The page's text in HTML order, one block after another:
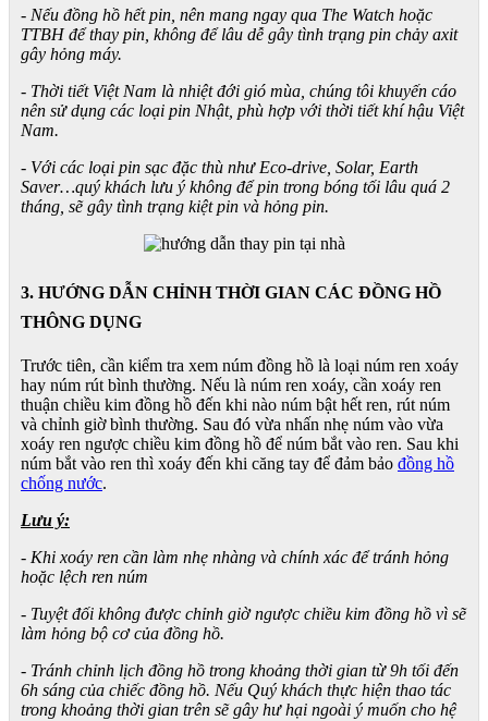
- Nếu đồng hồ hết pin, nên mang ngay qua The Watch hoặc
TTBH để thay pin, không để lâu dễ gây tình trạng pin chảy axit
gây hỏng máy.
- Thời tiết Việt Nam là nhiệt đới gió mùa, chúng tôi khuyến cáo
nên sử dụng các loại pin Nhật, phù hợp với thời tiết khí hậu Việt
Nam.
- Với các loại pin sạc đặc thù như Eco-drive, Solar, Earth
Saver…quý khách lưu ý không để pin trong bóng tối lâu quá 2
tháng, sẽ gây tình trạng kiệt pin và hỏng pin.
3. HƯỚNG DẪN CHỈNH THỜI GIAN CÁC ĐỒNG HỒ
THÔNG DỤNG
Trước tiên, cần kiểm tra xem núm đồng hồ là loại núm ren xoáy
hay núm rút bình thường. Nếu là núm ren xoáy, cần xoáy ren
thuận chiều kim đồng hồ đến khi nào núm bật hết ren, rút núm
và chỉnh giờ bình thường. Sau đó vừa nhấn nhẹ núm vào vừa
xoáy ren ngược chiều kim đồng hồ để núm bắt vào ren. Sau khi
núm bắt vào ren thì xoáy đến khi căng tay để đảm bảo đồng hồ
chống nước.
Lưu ý:
- Khi xoáy ren cần làm nhẹ nhàng và chính xác để tránh hỏng
hoặc lệch ren núm
- Tuyệt đối không được chỉnh giờ ngược chiều kim đồng hồ vì sẽ
làm hỏng bộ cơ của đồng hồ.
- Tránh chỉnh lịch đồng hồ trong khoảng thời gian từ 9h tối đến
6h sáng của chiếc đồng hồ. Nếu Quý khách thực hiện thao tác
trong khoảng thời gian trên sẽ gây hư hại ngoài ý muốn cho hệ